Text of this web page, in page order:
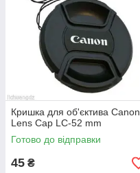
Кришка для об'єктива Canon
Lens Cap LC-52 mm
Готово до відправки
45 ₴